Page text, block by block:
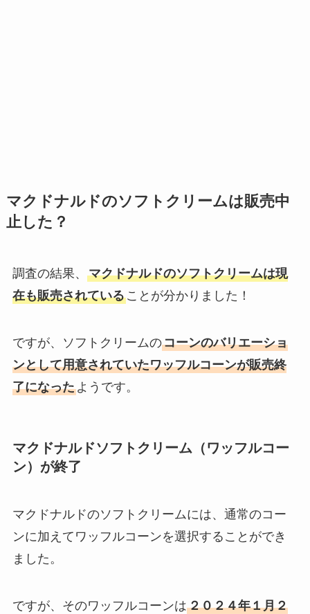
マクドナルドのソフトクリームは販売中
止した？
調査の結果、 マクドナルドのソフトクリームは現
在も販売されていることが分かりました！
ですが、ソフトクリームのコーンのバリエーショ
ンとして用意されていたワッフルコーンが販売終
了になったようです。
マクドナルドソフトクリーム（ワッフルコー
ン）が終了
マクドナルドのソフトクリームには、通常のコー
ンに加えてワッフルコーンを選択することができ
ました。
ですが、そのワッフルコーンは２０２４年１月２